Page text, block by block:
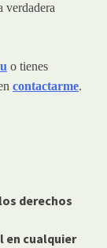
verdadera
o tienes
contactarme.
derechos
en cualquier